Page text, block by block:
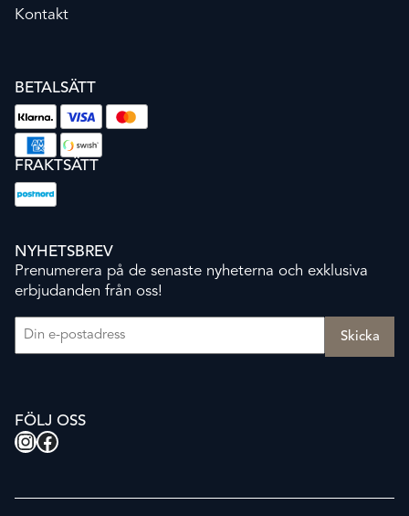
Kontakt
BETALSÄTT
FRAKTSÄTT
NYHETSBREV
Prenumerera på de senaste nyheterna och exklusiva
erbjudanden från oss!
FÖLJ OSS
Instagram
Facebook